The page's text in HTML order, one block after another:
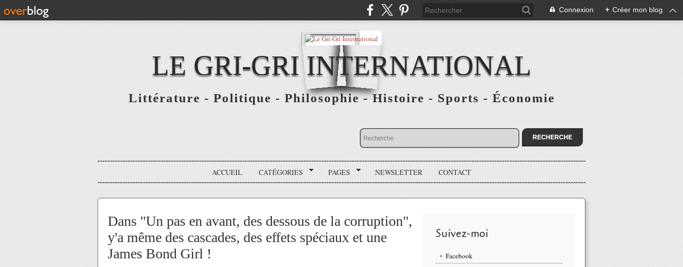
Connexion + Créer mon blog
LE GRI-GRI INTERNATIONAL
Littérature - Politique - Philosophie - Histoire - Sports - Économie
ACCUEIL CATÉGORIES PAGES NEWSLETTER CONTACT
Dans "Un pas en avant, des dessous de la corruption",
y'a même des cascades, des effets spéciaux et une
James Bond Girl !
Suivez-moi
Facebook